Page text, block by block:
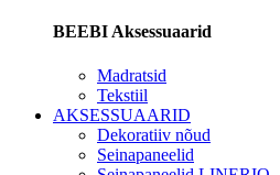
BEEBI Aksessuaarid
Madratsid
Tekstiil
AKSESSUAARID
Dekoratiiv nõud
Seinapaneelid